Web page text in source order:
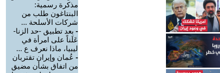
مذكرة رسمية:
البنتاغون طلب من
شركات الأسلحة ...
- بعد تطبيق -حد الزنا-
عَلَناً على امرأة في
ليبيا، ماذا نعرف ع ...
- عُمان وإيران تقتربان
من اتفاق بشأن مضيق